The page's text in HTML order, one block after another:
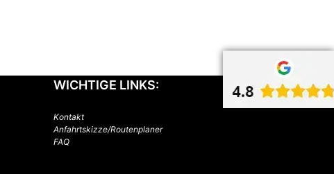
WICHTIGE LINKS:
Kontakt
Anfahrtskizze/Routenplaner
FAQ